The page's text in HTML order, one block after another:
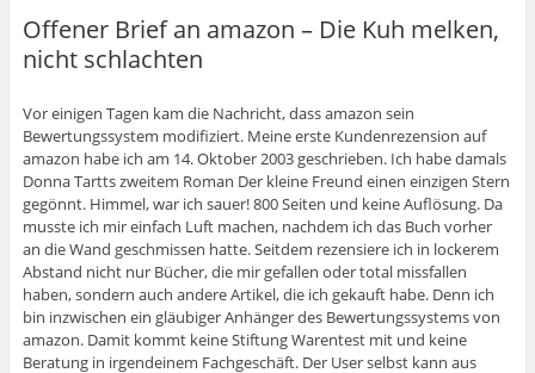
Offener Brief an amazon – Die Kuh melken,
nicht schlachten
Vor einigen Tagen kam die Nachricht, dass amazon sein
Bewertungssystem modifiziert. Meine erste Kundenrezension auf
amazon habe ich am 14. Oktober 2003 geschrieben. Ich habe damals
Donna Tartts zweitem Roman Der kleine Freund einen einzigen Stern
gegönnt. Himmel, war ich sauer! 800 Seiten und keine Auflösung. Da
musste ich mir einfach Luft machen, nachdem ich das Buch vorher
an die Wand geschmissen hatte. Seitdem rezensiere ich in lockerem
Abstand nicht nur Bücher, die mir gefallen oder total missfallen
haben, sondern auch andere Artikel, die ich gekauft habe. Denn ich
bin inzwischen ein gläubiger Anhänger des Bewertungssystems von
amazon. Damit kommt keine Stiftung Warentest mit und keine
Beratung in irgendeinem Fachgeschäft. Der User selbst kann aus